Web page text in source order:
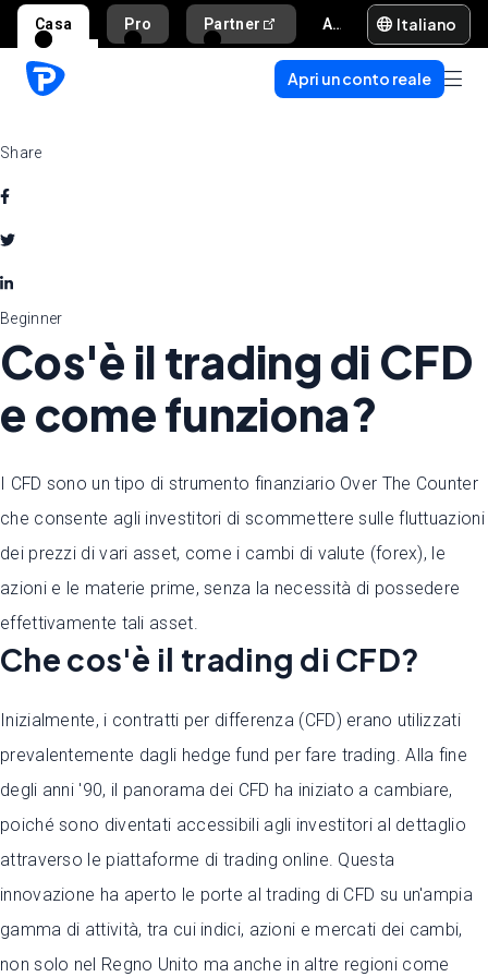
Casa Pro Partner Aiuto e supporto Italiano
Apri un conto reale
Share
Beginner
Cos'è il trading di CFD
e come funziona?
I CFD sono un tipo di strumento finanziario Over The Counter
che consente agli investitori di scommettere sulle fluttuazioni
dei prezzi di vari asset, come i cambi di valute (forex), le
azioni e le materie prime, senza la necessità di possedere
effettivamente tali asset.
Che cos'è il trading di CFD?
Inizialmente, i contratti per differenza (CFD) erano utilizzati
prevalentemente dagli hedge fund per fare trading. Alla fine
degli anni '90, il panorama dei CFD ha iniziato a cambiare,
poiché sono diventati accessibili agli investitori al dettaglio
attraverso le piattaforme di trading online. Questa
innovazione ha aperto le porte al trading di CFD su un'ampia
gamma di attività, tra cui indici, azioni e mercati dei cambi,
non solo nel Regno Unito ma anche in altre regioni come